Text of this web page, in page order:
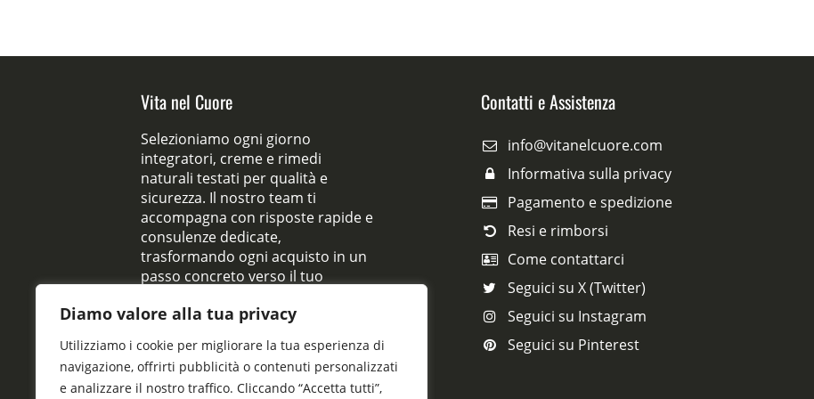
Diamo valore alla tua privacy
Utilizziamo i cookie per migliorare la tua esperienza di
navigazione, offrirti pubblicità o contenuti personalizzati
e analizzare il nostro traffico. Cliccando “Accetta tutti”,
Vita nel Cuore
Selezioniamo ogni giorno
integratori, creme e rimedi
naturali testati per qualità e
sicurezza. Il nostro team ti
accompagna con risposte rapide e
consulenze dedicate,
trasformando ogni acquisto in un
passo concreto verso il tuo
Contatti e Assistenza
info@vitanelcuore.com
Informativa sulla privacy
Pagamento e spedizione
Resi e rimborsi
Come contattarci
Seguici su X (Twitter)
Seguici su Instagram
Seguici su Pinterest